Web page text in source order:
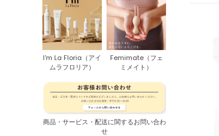
I'm La Floria（アイ
ムラフロリア）
Femimate（フェ
ミメイト）
商品・サービス・配送に関するお問い合わ
せ